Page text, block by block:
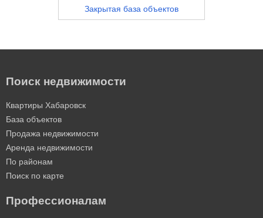
Закрытая база объектов
Поиск недвижимости
Квартиры Хабаровск
База объектов
Продажа недвижимости
Аренда недвижимости
По районам
Поиск по карте
Профессионалам